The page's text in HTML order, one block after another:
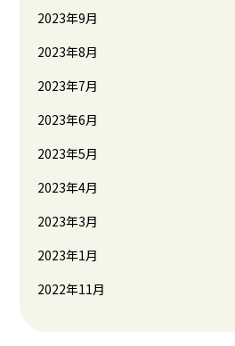
2023年9月
2023年8月
2023年7月
2023年6月
2023年5月
2023年4月
2023年3月
2023年1月
2022年11月